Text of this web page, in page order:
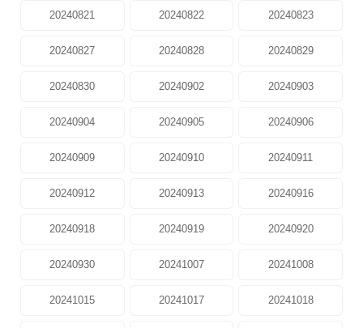
20240821 20240822 20240823
20240827 20240828 20240829
20240830 20240902 20240903
20240904 20240905 20240906
20240909 20240910 20240911
20240912 20240913 20240916
20240918 20240919 20240920
20240930 20241007 20241008
20241015 20241017 20241018